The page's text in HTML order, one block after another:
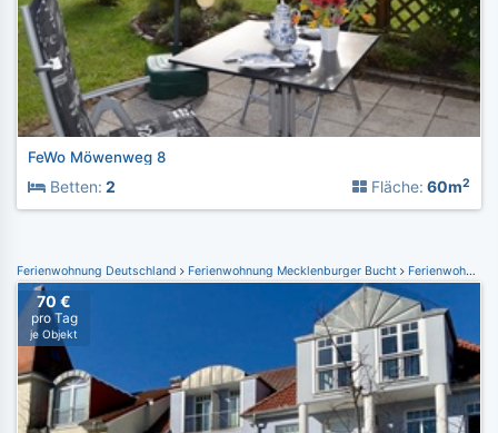
FeWo Möwenweg 8
Betten: 2 Fläche: 60m2
Ferienwohnung Deutschland Ferienwohnung Mecklenburger Bucht Ferienwohnung Kühlungsborn
70 €
pro Tag
je Objekt